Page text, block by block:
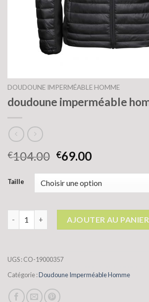
DOUDOUNE IMPERMÉABLE HOMME
doudoune imperméable
€104.00 €69.00
Taille
AJOUTER AU PANIER
UGS :CO-19000357
Catégorie :Doudoune Imperméable Homme